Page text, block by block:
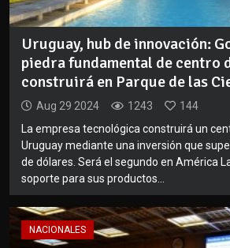
Uruguay, hub de innovación:
piedra fundamental de centro
construirá en Parque de las
Aug 29 2024 1243
144
La empresa tecnológica construirá un
Uruguay mediante una inversión que
de dólares. Será el segundo en América
soporte para sus productos...
NACIONALES